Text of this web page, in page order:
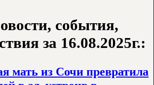
события,
за 16.08.2025г.:
мать из Сочи превратила